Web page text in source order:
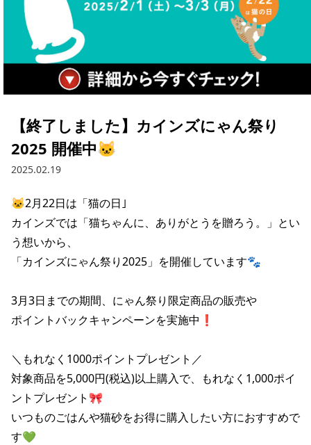
【終了しました】カインズにゃん祭り
2025 開催中🐱
2025.02.19
🐱2月22日は「猫の日｣
カインズでは「猫ちゃんに、ありがとうを贈ろう。」とい
う想いから、
「カインズにゃん祭り2025」を開催しています🐾
3月3日までの期間、にゃん祭り限定商品の販売や
ポイントバックキャンペーンを実施中❗️
＼もれなく1000ポイントプレゼント／
対象商品を5,000円(税込)以上購入で、もれなく1,000ポイ
ントプレゼント🎀
いつものごはんや猫砂をお得に購入したい方におすすめで
す💚